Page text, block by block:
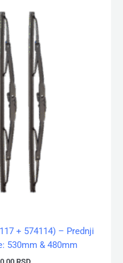
+ 574114) – Prednji
530mm & 480mm